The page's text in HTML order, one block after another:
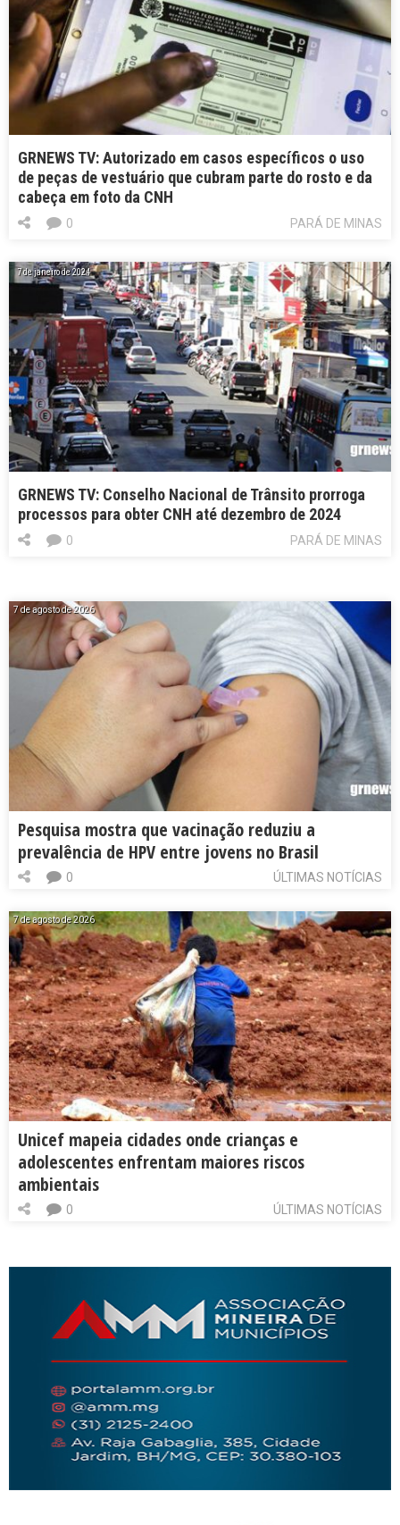
GRNEWS TV: Autorizado em casos específicos o uso
de peças de vestuário que cubram parte do rosto e da
cabeça em foto da CNH
PARÁ DE MINAS
0
7 de janeiro de 2024
GRNEWS TV: Conselho Nacional de Trânsito prorroga
processos para obter CNH até dezembro de 2024
PARÁ DE MINAS
0
7 de agosto de 2026
Pesquisa mostra que vacinação reduziu a
prevalência de HPV entre jovens no Brasil
ÚLTIMAS NOTÍCIAS
0
7 de agosto de 2026
Unicef mapeia cidades onde crianças e
adolescentes enfrentam maiores riscos
ambientais
ÚLTIMAS NOTÍCIAS
0